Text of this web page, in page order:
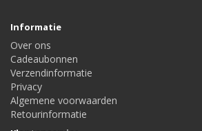
Informatie
Over ons
Cadeaubonnen
Verzendinformatie
Privacy
Algemene voorwaarden
Retourinformatie